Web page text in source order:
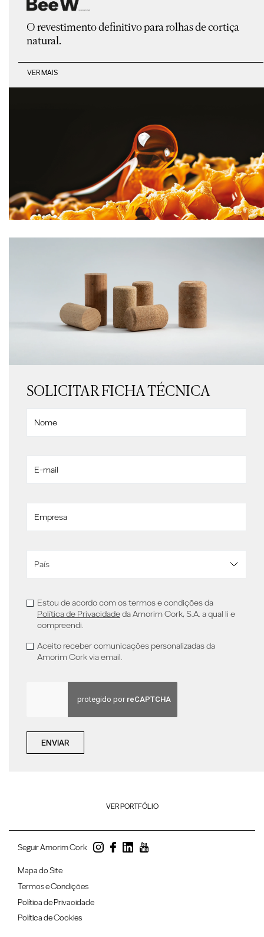
O revestimento definitivo para rolhas de cortiça
natural.
VER MAIS
SOLICITAR FICHA TÉCNICA
Estou de acordo com os termos e condições da
Política de Privacidadeda Amorim Cork, S.A. a qual li e
compreendi.
Aceito receber comunicações personalizadas da
Amorim Cork via email.
ENVIAR
VER PORTFÓLIO
Seguir Amorim Cork
Mapa do Site
Termos e Condições
Política de Privacidade
Política de Cookies